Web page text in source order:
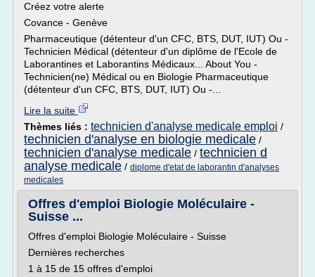
Créez votre alerte
Covance - Genève
Pharmaceutique (détenteur d'un CFC, BTS, DUT, IUT) Ou -
Technicien Médical (détenteur d'un diplôme de l'Ecole de
Laborantines et Laborantins Médicaux... About You -
Technicien(ne) Médical ou en Biologie Pharmaceutique
(détenteur d'un CFC, BTS, DUT, IUT) Ou -...
Lire la suite
Thèmes liés : technicien d'analyse medicale emploi /
technicien d'analyse en biologie medicale /
technicien d'analyse medicale / technicien d
analyse medicale / diplome d'etat de laborantin d'analyses
medicales
Offres d'emploi Biologie Moléculaire -
Suisse ...
Offres d'emploi Biologie Moléculaire - Suisse
Dernières recherches
1 à 15 de 15 offres d'emploi